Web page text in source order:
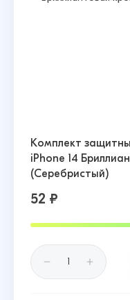
Комплект
iPhone 14
(Серебристый)
52 ₽